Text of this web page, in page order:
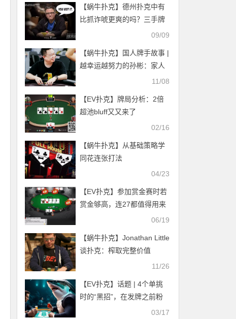
【蜗牛扑克】德州扑克中有
比抓诈唬更爽的吗？三手牌
09/09
【蜗牛扑克】国人牌手故事 |
越幸运越努力的孙彬：家人
的支持和理解让我坚持下11/08
【EV扑克】牌局分析：2倍
超池bluff又又来了
02/16
【蜗牛扑克】从基础策略学
同花连张打法
04/23
【EV扑克】参加赏金赛时若
赏金够高，连27都值得用来
06/19
【蜗牛扑克】​Jonathan Little
谈扑克：榨取完整价值
11/26
【EV扑克】话题 | 4个单挑
时的“黑招”，在发牌之前粉
03/17